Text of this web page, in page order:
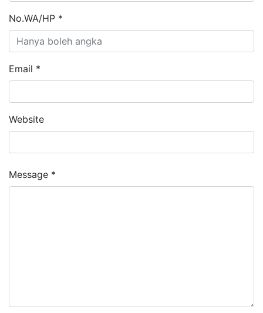
No.WA/HP *
Email *
Website
Message *